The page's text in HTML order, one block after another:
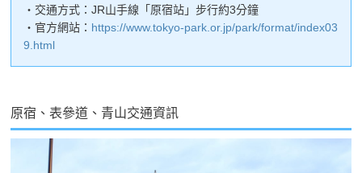
・交通方式：JR山手線「原宿站」步行約3分鐘
・官方網站： https://www.tokyo-park.or.jp/park/format/index03
9.html
原宿、表參道、青山交通資訊